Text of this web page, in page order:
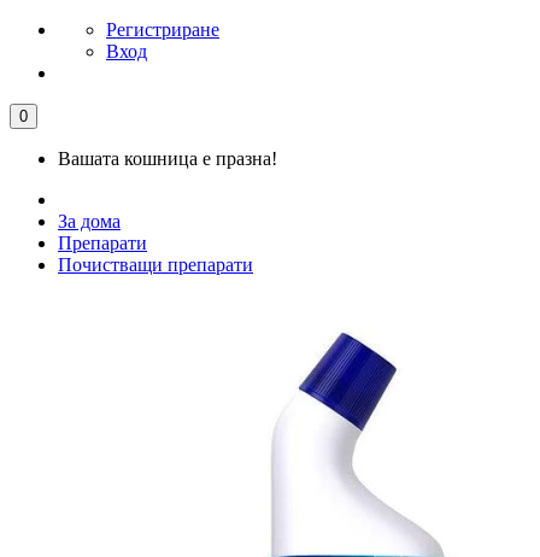
Регистриране
Вход
0
Вашата кошница е празна!
За дома
Препарати
Почистващи препарати